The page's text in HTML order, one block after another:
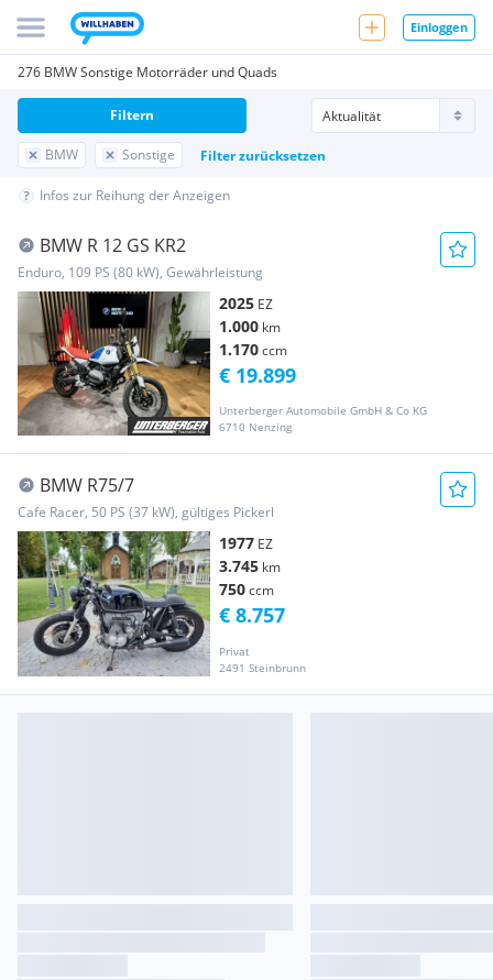
Einloggen
276 BMW Sonstige Motorräder und Quads
BMW Sonstige Filter zurücksetzen
Filtern
Infos zur Reihung der Anzeigen
BMW R 12 GS KR2
Enduro, 109 PS (80 kW), Gewährleistung
2025 EZ
1.000 km
1.170ccm
Unterberger Automobile GmbH & Co KG
6710 Nenzing
€ 19.899
BMW R75/7
Cafe Racer, 50 PS (37 kW), gültiges Pickerl
1977 EZ
3.745 km
750ccm
Privat
2491 Steinbrunn
€ 8.757